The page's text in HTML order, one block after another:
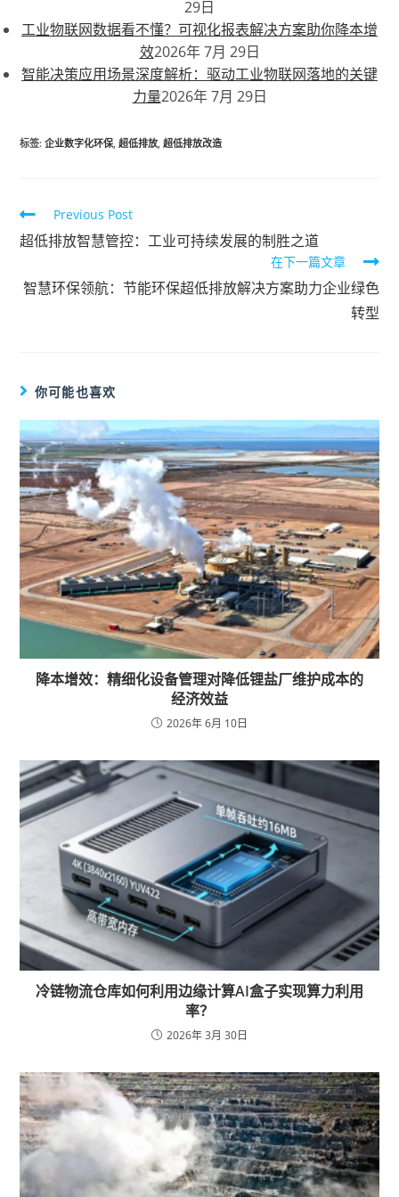
29日
工业物联网数据看不懂？可视化报表解决方案助你降本增
效2026年 7月 29日
智能决策应用场景深度解析：驱动工业物联网落地的关键
力量2026年 7月 29日
标签:企业数字化环保 超低排放 超低排放改造
Previous Post
超低排放智慧管控：工业可持续发展的制胜之道
在下一篇文章
智慧环保领航：节能环保超低排放解决方案助力企业绿色
转型
你可能也喜欢
降本增效：精细化设备管理对降低锂盐厂维护成本的
经济效益
2026年 6月 10日
冷链物流仓库如何利用边缘计算AI盒子实现算力利用
率？
2026年 3月 30日